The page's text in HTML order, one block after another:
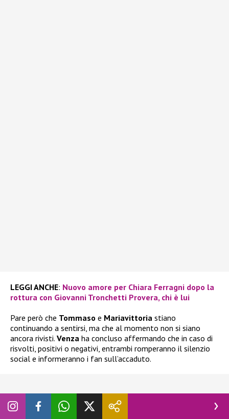
LEGGI ANCHE: Nuovo amore per Chiara Ferragni dopo la
rottura con Giovanni Tronchetti Provera, chi è lui
Pare però che Tommaso e Mariavittoria stiano
continuando a sentirsi, ma che al momento non si siano
ancora rivisti. Venza ha concluso affermando che in caso di
risvolti, positivi o negativi, entrambi romperanno il silenzio
social e informeranno i fan sull’accaduto.